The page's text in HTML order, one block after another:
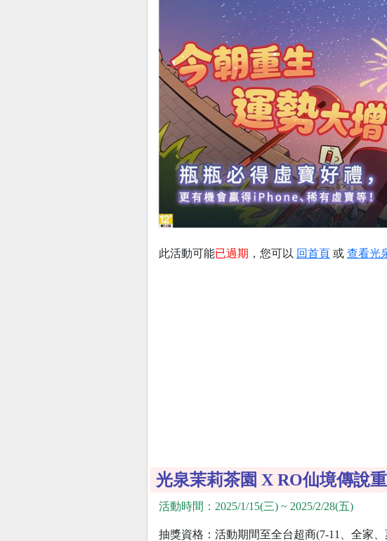
此活動可能已過期 ，您可以 回首頁 或 查看光
光泉茉莉茶園 X RO仙境傳說
活動時間：2025/1/15(三) ~ 2025/2/28(五)
抽獎資格：活動期間至全台超商(7-11、全家